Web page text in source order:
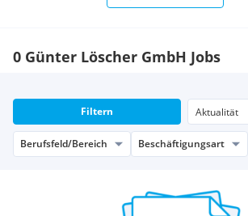
0 Günter Löscher GmbH Jobs
Filtern
Berufsfeld/Bereich Beschäftigungsart